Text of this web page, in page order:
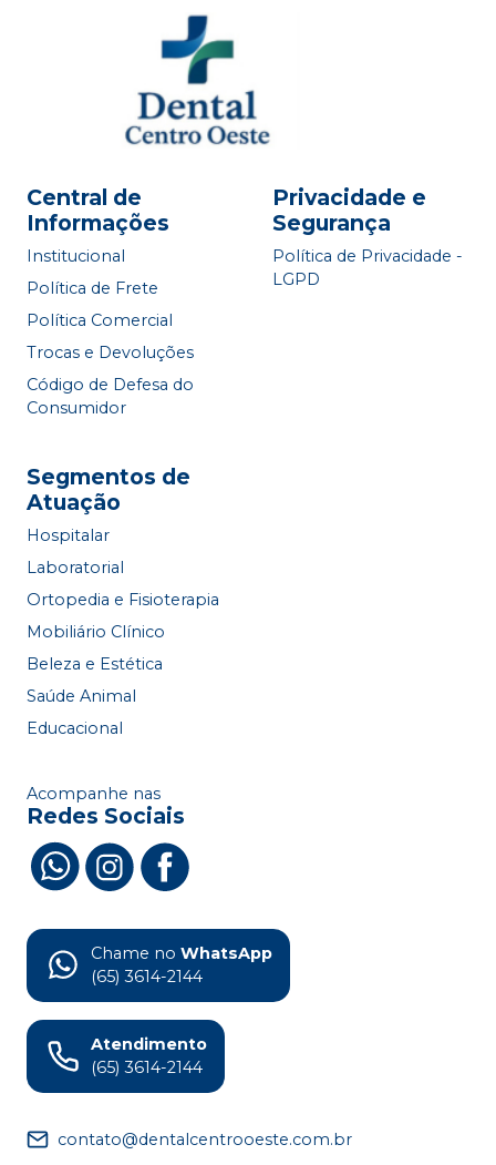
Central de
Informações
Institucional
Política de Frete
Política Comercial
Trocas e Devoluções
Código de Defesa do
Consumidor
Privacidade e
Segurança
Política de Privacidade -
LGPD
Segmentos de
Atuação
Hospitalar
Laboratorial
Ortopedia e Fisioterapia
Mobiliário Clínico
Beleza e Estética
Saúde Animal
Educacional
Acompanhe nas
Redes Sociais
Chame no WhatsApp
(65) 3614-2144
Atendimento
(65) 3614-2144
contato@dentalcentrooeste.com.br